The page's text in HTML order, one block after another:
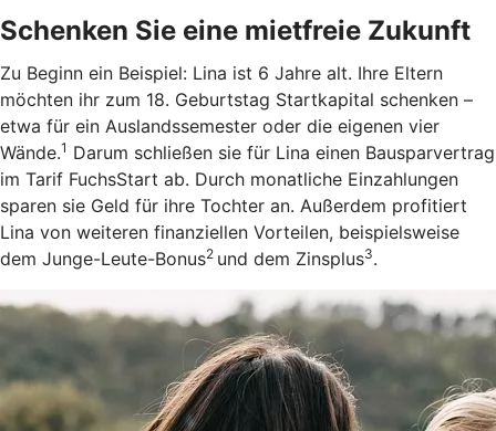
Schenken Sie eine mietfreie Zukunft
Zu Beginn ein Beispiel: Lina ist 6 Jahre alt. Ihre Eltern
möchten ihr zum 18. Geburtstag Startkapital schenken –
etwa für ein Auslandssemester oder die eigenen vier
Wände.1 Darum schließen sie für Lina einen Bausparvertrag
im Tarif FuchsStart ab. Durch monatliche Einzahlungen
sparen sie Geld für ihre Tochter an. Außerdem profitiert
Lina von weiteren finanziellen Vorteilen, beispielsweise
dem Junge-Leute-Bonus2 und dem Zinsplus3.